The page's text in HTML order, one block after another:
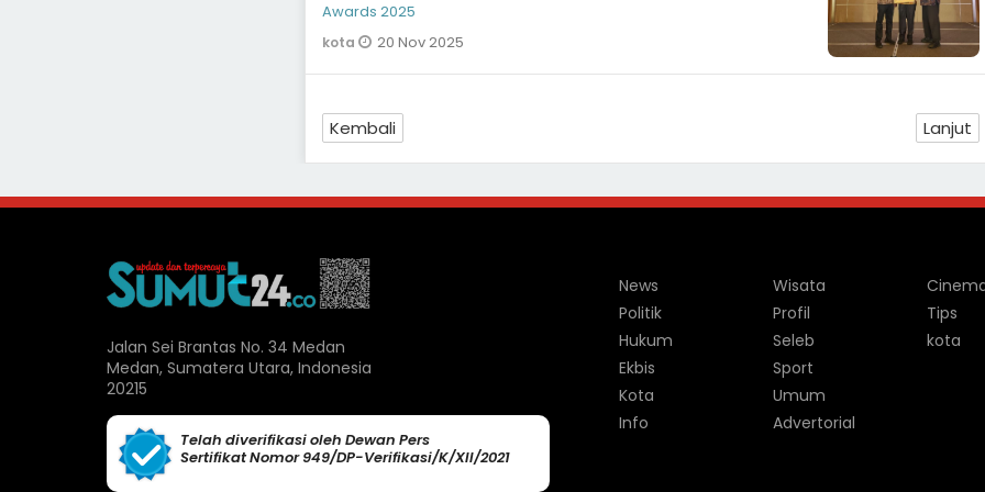
Awards 2025
kota 20 Nov 2025
Kembali Lanjut
Jalan Sei Brantas No. 34 Medan
Medan, Sumatera Utara, Indonesia
20215
Telah diverifikasi oleh Dewan Pers
Sertifikat Nomor 949/DP-Verifikasi/K/XII/2021
News
Politik
Hukum
Ekbis
Kota
Info
Wisata
Profil
Seleb
Sport
Umum
Advertorial
Tips
kota